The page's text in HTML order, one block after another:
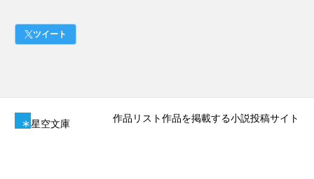
ツイート
星空文庫 作品リスト作品を掲載する小説投稿サイト